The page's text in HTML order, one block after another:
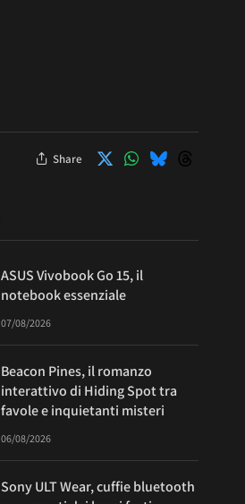
Share
ASUS Vivobook Go 15, il
notebook essenziale
07/08/2026
Beacon Pines, il romanzo
interattivo di Hiding Spot tra
favole e inquietanti misteri
06/08/2026
Sony ULT Wear, cuffie bluetooth